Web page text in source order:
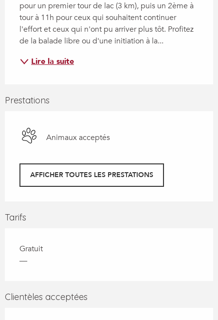
pour un premier tour de lac (3 km), puis un 2ème à
tour à 11h pour ceux qui souhaitent continuer
l'effort et ceux qui n'ont pu arriver plus tôt. Profitez
de la balade libre ou d'une initiation à la...
Lire la suite
Prestations
Animaux acceptés
AFFICHER TOUTES LES PRESTATIONS
Tarifs
Gratuit
—
Clientèles acceptées